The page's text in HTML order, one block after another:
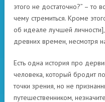
этого не достаточно?” – то
чему стремиться. Кроме
об идеале лучшей
древних времен, несмотря
Есть одна история про
человека, который бродит
точки зрения, но не
путешественником,